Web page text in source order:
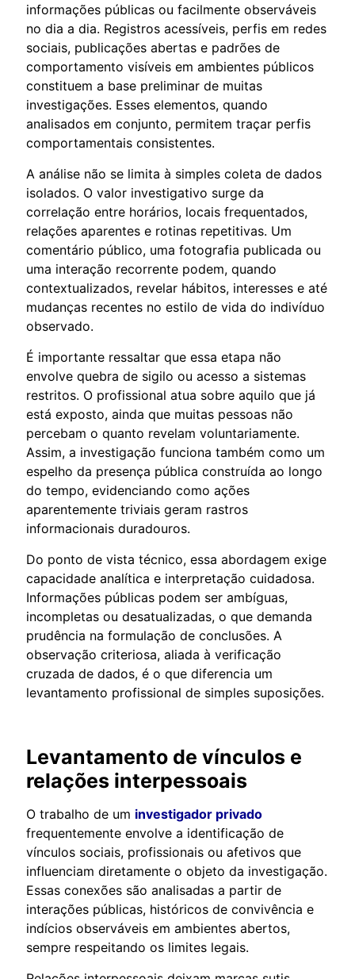
informações públicas ou facilmente observáveis
no dia a dia. Registros acessíveis, perfis em redes
sociais, publicações abertas e padrões de
comportamento visíveis em ambientes públicos
constituem a base preliminar de muitas
investigações. Esses elementos, quando
analisados em conjunto, permitem traçar perfis
comportamentais consistentes.
A análise não se limita à simples coleta de dados
isolados. O valor investigativo surge da
correlação entre horários, locais frequentados,
relações aparentes e rotinas repetitivas. Um
comentário público, uma fotografia publicada ou
uma interação recorrente podem, quando
contextualizados, revelar hábitos, interesses e até
mudanças recentes no estilo de vida do indivíduo
observado.
É importante ressaltar que essa etapa não
envolve quebra de sigilo ou acesso a sistemas
restritos. O profissional atua sobre aquilo que já
está exposto, ainda que muitas pessoas não
percebam o quanto revelam voluntariamente.
Assim, a investigação funciona também como um
espelho da presença pública construída ao longo
do tempo, evidenciando como ações
aparentemente triviais geram rastros
informacionais duradouros.
Do ponto de vista técnico, essa abordagem exige
capacidade analítica e interpretação cuidadosa.
Informações públicas podem ser ambíguas,
incompletas ou desatualizadas, o que demanda
prudência na formulação de conclusões. A
observação criteriosa, aliada à verificação
cruzada de dados, é o que diferencia um
levantamento profissional de simples suposições.
Levantamento de vínculos e
relações interpessoais
O trabalho de um investigador privado
frequentemente envolve a identificação de
vínculos sociais, profissionais ou afetivos que
influenciam diretamente o objeto da investigação.
Essas conexões são analisadas a partir de
interações públicas, históricos de convivência e
indícios observáveis em ambientes abertos,
sempre respeitando os limites legais.